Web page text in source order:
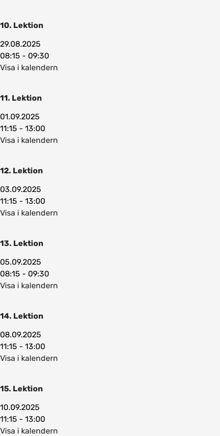
10. Lektion
29.08.2025
08:15 - 09:30
Visa i kalendern
11. Lektion
01.09.2025
11:15 - 13:00
Visa i kalendern
12. Lektion
03.09.2025
11:15 - 13:00
Visa i kalendern
13. Lektion
05.09.2025
08:15 - 09:30
Visa i kalendern
14. Lektion
08.09.2025
11:15 - 13:00
Visa i kalendern
15. Lektion
10.09.2025
11:15 - 13:00
Visa i kalendern